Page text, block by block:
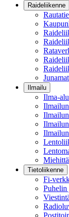
Raideliikenne
Ilmailu
Ilma-
Tietoliikenne
Fi-
Puhelin